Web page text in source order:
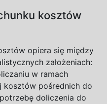
kosztów
opiera się między
założeniach:
w ramach
kosztów pośrednich do
doliczenia do